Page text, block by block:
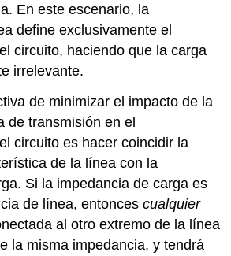
En este escenario, la
define exclusivamente el
circuito, haciendo que la carga
irrelevante.
de minimizar el impacto de la
de transmisión en el
circuito es hacer coincidir la
de la línea con la
Si la impedancia de carga es
de línea, entoncescualquier
al otro extremo de la línea
la misma impedancia, y tendrá